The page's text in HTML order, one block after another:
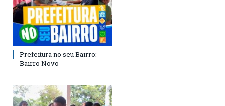
Prefeitura no seu Bairro:
Bairro Novo